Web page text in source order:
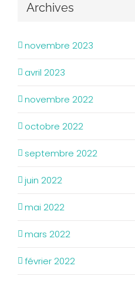
Archives
novembre 2023
avril 2023
novembre 2022
octobre 2022
septembre 2022
juin 2022
mai 2022
mars 2022
février 2022